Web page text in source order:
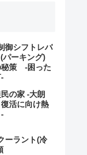
御シフトレバ
パーキング)
秘策 -困った
の家 -大朗
活に向け熱
ーラント(冷